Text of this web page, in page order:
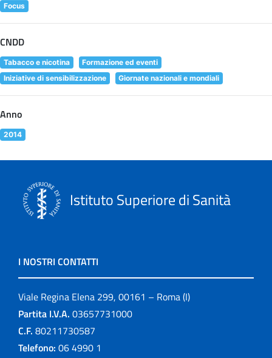
Focus
CNDD
Tabacco e nicotina
Formazione ed eventi
Iniziative di sensibilizzazione
Giornate nazionali e mondiali
Anno
2014
Istituto Superiore di Sanità
I NOSTRI CONTATTI
Viale Regina Elena 299, 00161 – Roma (I)
Partita I.V.A. 03657731000
C.F. 80211730587
Telefono: 06 4990 1